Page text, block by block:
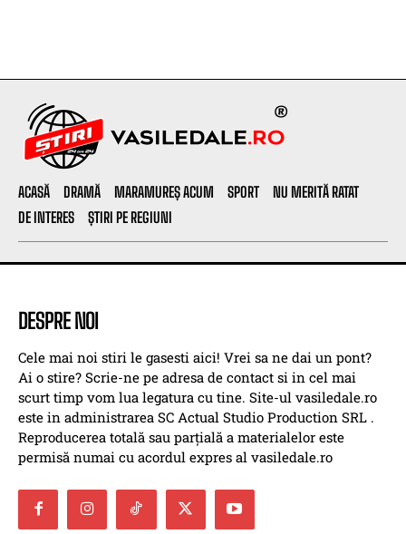
ACASĂ DRAMĂ MARAMUREȘ ACUM SPORT
NU MERITĂ RATAT
DE INTERES
ȘTIRI PE REGIUNI
DESPRE NOI
Cele mai noi stiri le gasesti aici! Vrei sa ne dai un pont?
Ai o stire? Scrie-ne pe adresa de contact si in cel mai
scurt timp vom lua legatura cu tine. Site-ul vasiledale.ro
este in administrarea SC Actual Studio Production SRL .
Reproducerea totală sau parțială a materialelor este
permisă numai cu acordul expres al vasiledale.ro